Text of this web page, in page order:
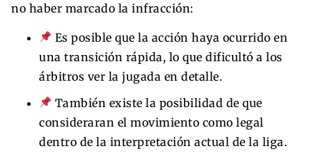
no haber marcado la infracción:
Es posible que la acción haya ocurrido en
una transición rápida, lo que dificultó a los
árbitros ver la jugada en detalle.
También existe la posibilidad de que
consideraran el movimiento como legal
dentro de la interpretación actual de la liga.